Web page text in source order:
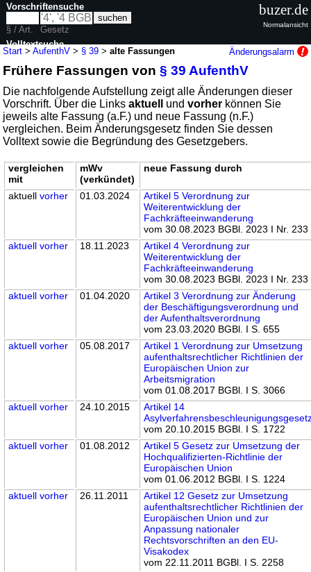
Start >AufenthV > § 39 >alte Fassungen Änderungsalarm
Frühere Fassungen von§ 39 AufenthV
Die nachfolgende Aufstellung zeigt alle Änderungen dieser
Vorschrift. Über die Linksaktuell undvorher können Sie
jeweils alte Fassung (a.F.) und neue Fassung (n.F.)
vergleichen. Beim Änderungsgesetz finden Sie dessen
Volltext sowie die Begründung des Gesetzgebers.
vergleichen
mit
mWv
(verkündet)
neue Fassung durch
aktuellvorher 01.03.2024
Artikel 5 Verordnung zur
Weiterentwicklung der
Fachkräfteeinwanderung
vom 30.08.2023 BGBl. 2023 I Nr. 233
aktuell vorher 18.11.2023
Artikel 4 Verordnung zur
Weiterentwicklung der
Fachkräfteeinwanderung
vom 30.08.2023 BGBl. 2023 I Nr. 233
aktuell vorher 01.04.2020
Artikel 3 Verordnung zur Änderung
der Beschäftigungsverordnung und
der Aufenthaltsverordnung
vom 23.03.2020 BGBl. I S. 655
aktuell vorher 05.08.2017
Artikel 1 Verordnung zur Umsetzung
aufenthaltsrechtlicher Richtlinien der
Europäischen Union zur
Arbeitsmigration
vom 01.08.2017 BGBl. I S. 3066
aktuell vorher 24.10.2015
Artikel 14
vom 20.10.2015 BGBl. I S. 1722
aktuell vorher 01.08.2012
Artikel 5 Gesetz zur Umsetzung der
Hochqualifizierten-Richtlinie der
Europäischen Union
vom 01.06.2012 BGBl. I S. 1224
aktuell vorher 26.11.2011
Artikel 12 Gesetz zur Umsetzung
aufenthaltsrechtlicher Richtlinien der
Europäischen Union und zur
Anpassung nationaler
Rechtsvorschriften an den EU-
Visakodex
vom 22.11.2011 BGBl. I S. 2258
Vorschriftensuche
§ / Art.
Gesetz
Volltextsuche
nur in AufenthV
buzer.de
Normalansicht